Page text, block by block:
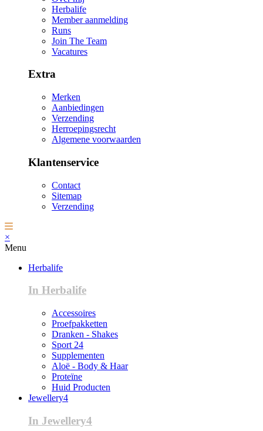
Herbalife
Member aanmelding
Runs
Join The Team
Vacatures
Extra
Merken
Aanbiedingen
Verzending
Herroepingsrecht
Algemene voorwaarden
Klantenservice
Contact
Sitemap
Verzending
×
Menu
Herbalife
In Herbalife
Accessoires
Proefpakketten
Dranken - Shakes
Sport 24
Supplementen
Aloë - Body & Haar
Proteïne
Huid Producten
Jewellery4
In Jewellery4